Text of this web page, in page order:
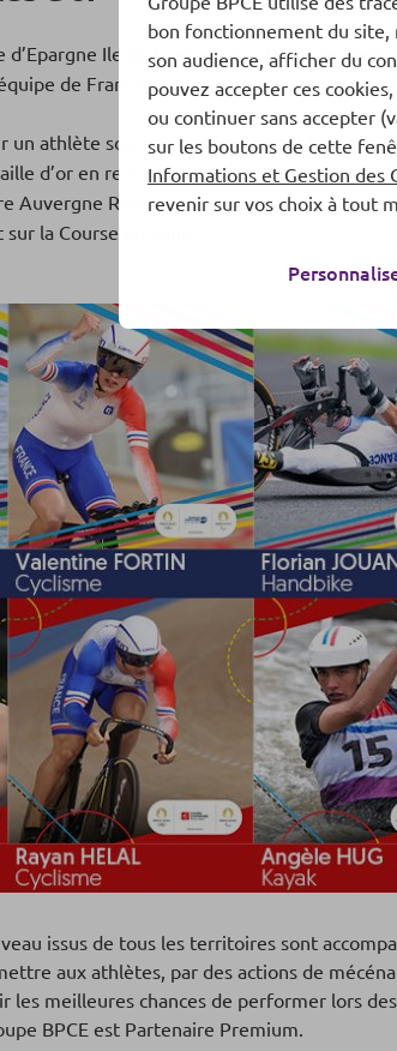
d’Epargne Ile de France via le Pacte de
de France, et remporte une belle
athlète soutenu par la Caisse d’Epargne
d’or en relais, ainsi que 2 médailles
Auvergne Rhône Alpes, s’adjuge quant à
la Course en ligne !
issus de tous les territoires sont
aux athlètes, par des actions de
meilleures chances de performer lors
BPCE est Partenaire Premium.
bon fonctionnement du
son audience, afficher du
pouvez accepter ces
ou continuer sans accepter
sur les boutons de cette
Informations et Gestion des
revenir sur vos choix à tout